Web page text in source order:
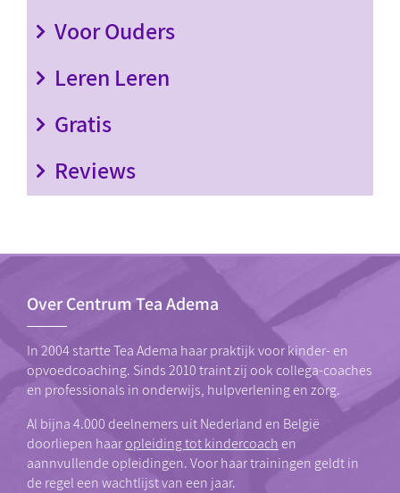
Voor Ouders
Leren Leren
Gratis
Reviews
Over Centrum Tea Adema
In 2004 startte Tea Adema haar praktijk voor kinder- en
opvoedcoaching. Sinds 2010 traint zij ook collega-coaches
en professionals in onderwijs, hulpverlening en zorg.
Al bijna 4.000 deelnemers uit Nederland en België
doorliepen haaropleiding tot kindercoachen
aannvullende opleidingen. Voor haar trainingen geldt in
de regel een wachtlijst van een jaar.